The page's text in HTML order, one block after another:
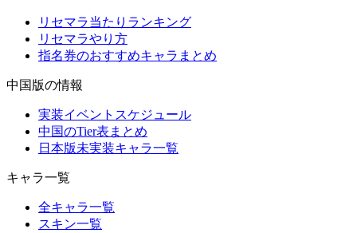
リセマラ当たりランキング
リセマラやり方
指名券のおすすめキャラまとめ
中国版の情報
実装イベントスケジュール
中国のTier表まとめ
日本版未実装キャラ一覧
キャラ一覧
全キャラ一覧
スキン一覧